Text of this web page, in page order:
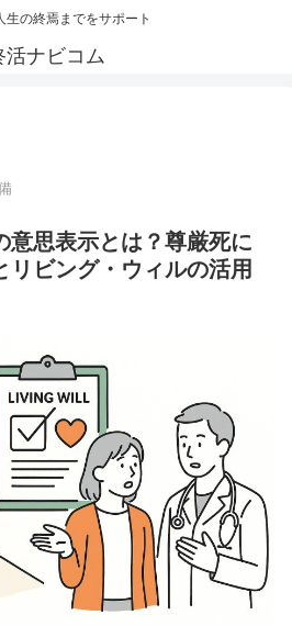
生の終焉までをサポート
活ナビコム
意思表示とは？尊厳死に
リビング・ウィルの活用